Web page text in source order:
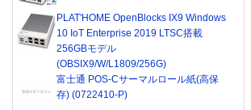
PLAT'HOME OpenBlocks IX9 Windows
10 IoT Enterprise 2019 LTSC搭載
256GBモデル
(OBSIX9/W/L1809/256G)
富士通 POS-Cサーマルロール紙(高保
存) (0722410-P)